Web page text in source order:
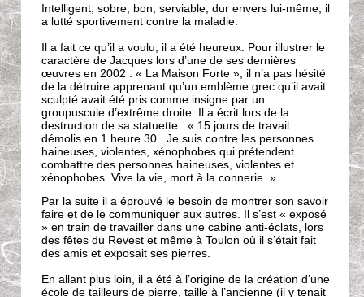
Intelligent, sobre, bon, serviable, dur envers lui-même, il
a lutté sportivement contre la maladie.
Il a fait ce qu’il a voulu, il a été heureux. Pour illustrer le
caractère de Jacques lors d’une de ses dernières
œuvres en 2002 : « La Maison Forte », il n’a pas hésité
de la détruire apprenant qu’un emblème grec qu’il avait
sculpté avait été pris comme insigne par un
groupuscule d’extrême droite. Il a écrit lors de la
destruction de sa statuette : « 15 jours de travail
démolis en 1 heure 30. Je suis contre les personnes
haineuses, violentes, xénophobes qui prétendent
combattre des personnes haineuses, violentes et
xénophobes. Vive la vie, mort à la connerie. »
Par la suite il a éprouvé le besoin de montrer son savoir
faire et de le communiquer aux autres. Il s’est « exposé
» en train de travailler dans une cabine anti-éclats, lors
des fêtes du Revest et même à Toulon où il s’était fait
des amis et exposait ses pierres.
En allant plus loin, il a été à l’origine de la création d’une
école de tailleurs de pierre, taille à l’ancienne (il y tenait